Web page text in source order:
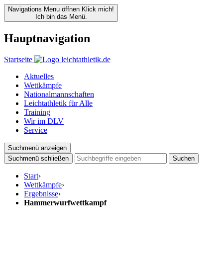
Navigations Menu öffnen Klick mich!
Ich bin das Menü.
Hauptnavigation
Startseite
Aktuelles
Wettkämpfe
Nationalmannschaften
Leichtathletik für Alle
Training
Wir im DLV
Service
Suchmenü anzeigen
Suchmenü schließen
Suchen
Start›
Wettkämpfe›
Ergebnisse›
Hammerwurfwettkampf